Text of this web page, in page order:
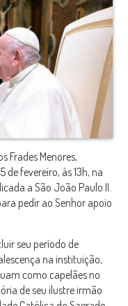
Frades Menores,
fevereiro, às 13h, na
a São João Paulo II.
pedir ao Senhor apoio
seu período de
na instituição,
como capelães no
de seu ilustre irmão